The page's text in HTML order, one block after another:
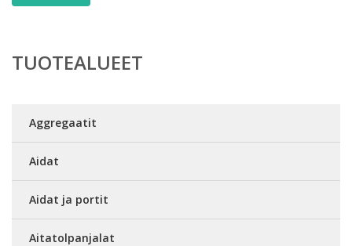
TUOTEALUEET
Aggregaatit
Aidat
Aidat ja portit
Aitatolpanjalat